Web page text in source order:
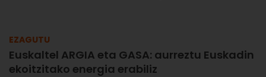
EZAGUTU
Euskaltel ARGIA eta GASA: aurreztu Euskadin
ekoitzitako energia erabiliz